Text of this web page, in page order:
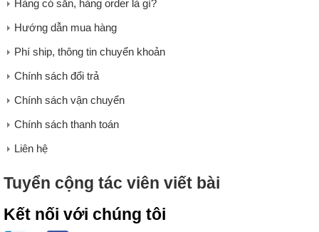
Hàng có sẵn, hàng order là gì?
Hướng dẫn mua hàng
Phí ship, thông tin chuyển khoản
Chính sách đổi trả
Chính sách vận chuyển
Chính sách thanh toán
Liên hệ
Tuyển cộng tác viên viết bài
Kết nối với chúng tôi